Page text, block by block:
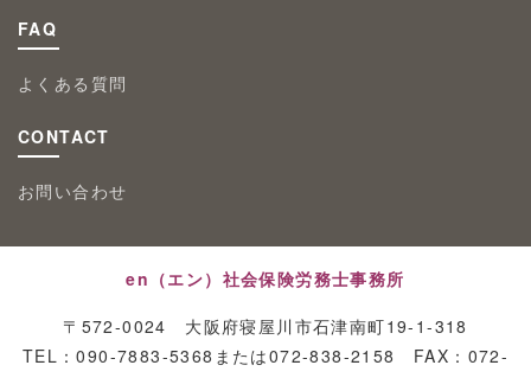
FAQ
よくある質問
CONTACT
お問い合わせ
en（エン）社会保険労務士事務所
〒572-0024 大阪府寝屋川市石津南町19-1-318
TEL：090-7883-5368または072-838-2158 FAX：072-